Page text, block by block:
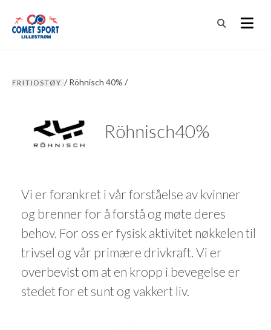
FRITIDSTØY /Röhnisch 40% /
Röhnisch40%
Vi er forankret i vår forståelse av kvinner
og brenner for å forstå og møte deres
behov. For oss er fysisk aktivitet nøkkelen til
trivsel og vår primære drivkraft. Vi er
overbevist om at en kropp i bevegelse er
stedet for et sunt og vakkert liv.